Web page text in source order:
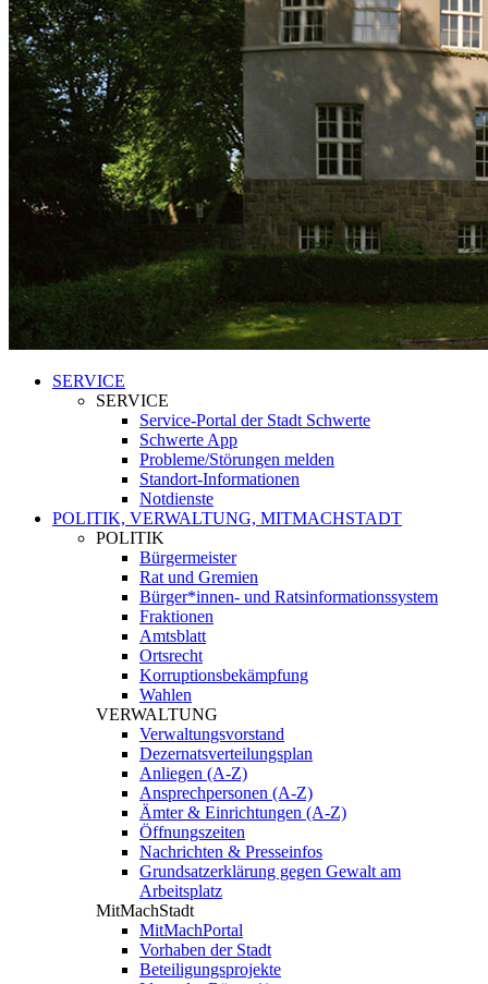
SERVICE
SERVICE
Service-Portal der Stadt Schwerte
Schwerte App
Probleme/Störungen melden
Standort-Informationen
Notdienste
POLITIK, VERWALTUNG, MITMACHSTADT
POLITIK
Bürgermeister
Rat und Gremien
Bürger*innen- und Ratsinformationssystem
Fraktionen
Amtsblatt
Ortsrecht
Korruptionsbekämpfung
Wahlen
VERWALTUNG
Verwaltungsvorstand
Dezernatsverteilungsplan
Anliegen (A-Z)
Ansprechpersonen (A-Z)
Ämter & Einrichtungen (A-Z)
Öffnungszeiten
Nachrichten & Presseinfos
Grundsatzerklärung gegen Gewalt am
Arbeitsplatz
MitMachStadt
MitMachPortal
Vorhaben der Stadt
Beteiligungsprojekte